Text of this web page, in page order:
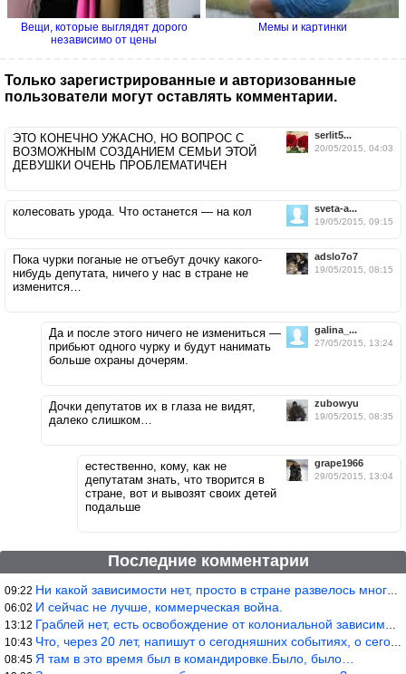
Вещи, которые выглядят дорого
независимо от цены
Мемы и картинки
Только зарегистрированные и авторизованные
пользователи могут оставлять комментарии.
serlit5...
20/05/2015, 04:03
ЭТО КОНЕЧНО УЖАСНО, НО ВОПРОС С
ВОЗМОЖНЫМ СОЗДАНИЕМ СЕМЬИ ЭТОЙ
ДЕВУШКИ ОЧЕНЬ ПРОБЛЕМАТИЧЕН
sveta-a...
19/05/2015, 09:15
колесовать урода. Что останется — на кол
adslo7o7
19/05/2015, 08:15
Пока чурки поганые не отъебут дочку какого-
нибудь депутата, ничего у нас в стране не
изменится…
galina_...
27/05/2015, 13:24
Да и после этого ничего не измениться —
прибьют одного чурку и будут нанимать
больше охраны дочерям.
zubowyu
19/05/2015, 08:35
Дочки депутатов их в глаза не видят,
далеко слишком…
grape1966
29/05/2015, 13:04
естественно, кому, как не
депутатам знать, что творится в
стране, вот и вывозят своих детей
подальше
Последние комментарии
09:22 Ни какой зависимости нет, просто в стране развелось много ипанут
06:02 И сейчас не лучше, коммерческая война.
13:12 Граблей нет, есть освобождение от колониальной зависимости, это
10:43 Что, через 20 лет, напишут о сегодняшних событиях, о сегодняшней
08:45 Я там в это время был в командировке.Было, было…